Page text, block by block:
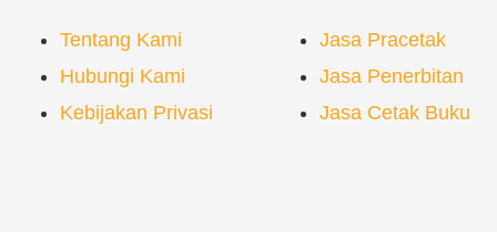
Tentang Kami
Hubungi Kami
Kebijakan Privasi
Jasa Pracetak
Jasa Penerbitan
Jasa Cetak Buku